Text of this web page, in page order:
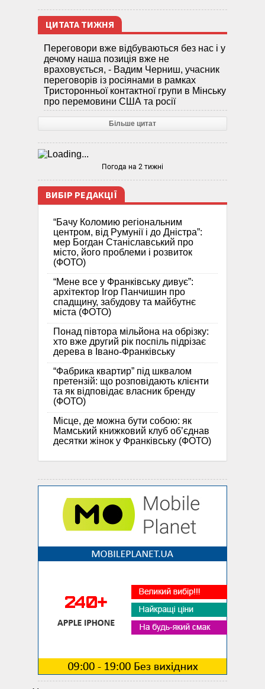
ЦИТАТА ТИЖНЯ
Переговори вже відбуваються без нас і у
дечому наша позиція вже не
враховується, - Вадим Черниш, учасник
переговорів із росіянами в рамках
Тристоронньої контактної групи в Мінську
про перемовини США та росії
Більше цитат
Погода на 2 тижні
ВИБІР РЕДАКЦІЇ
“Бачу Коломию регіональним
центром, від Румунії і до Дністра”:
мер Богдан Станіславський про
місто, його проблеми і розвиток
(ФОТО)
“Мене все у Франківську дивує”:
архітектор Ігор Панчишин про
спадщину, забудову та майбутнє
міста (ФОТО)
Понад півтора мільйона на обрізку:
хто вже другий рік поспіль підрізає
дерева в Івано-Франківську
“Фабрика квартир” під шквалом
претензій: що розповідають клієнти
та як відповідає власник бренду
(ФОТО)
Місце, де можна бути собою: як
Мамський книжковий клуб об’єднав
десятки жінок у Франківську (ФОТО)